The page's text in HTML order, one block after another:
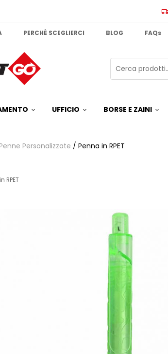
PERCHÈ SCEGLIERCI BLOG FAQs
UFFICIO BORSE E ZAINI
Personalizzate / Penna in RPET
RPET